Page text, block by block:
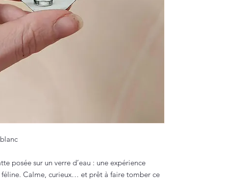
posée sur un verre d’eau : une expérience
Calme, curieux… et prêt à faire tomber ce